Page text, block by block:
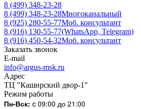
8 (499) 348-23-28
8 (499) 348-23-28Многоканальный
8 (925) 280-55-77Моб. консультант
8 (916) 130-55-77(WhatsApp, Telegram)
8 (916) 450-54-32Моб. консультант
Заказать звонок
E-mail
info@argus-msk.ru
Адрес
ТЦ "Каширский двор-1"
Режим работы
Пн-Вск: c 09:00 до 21:00